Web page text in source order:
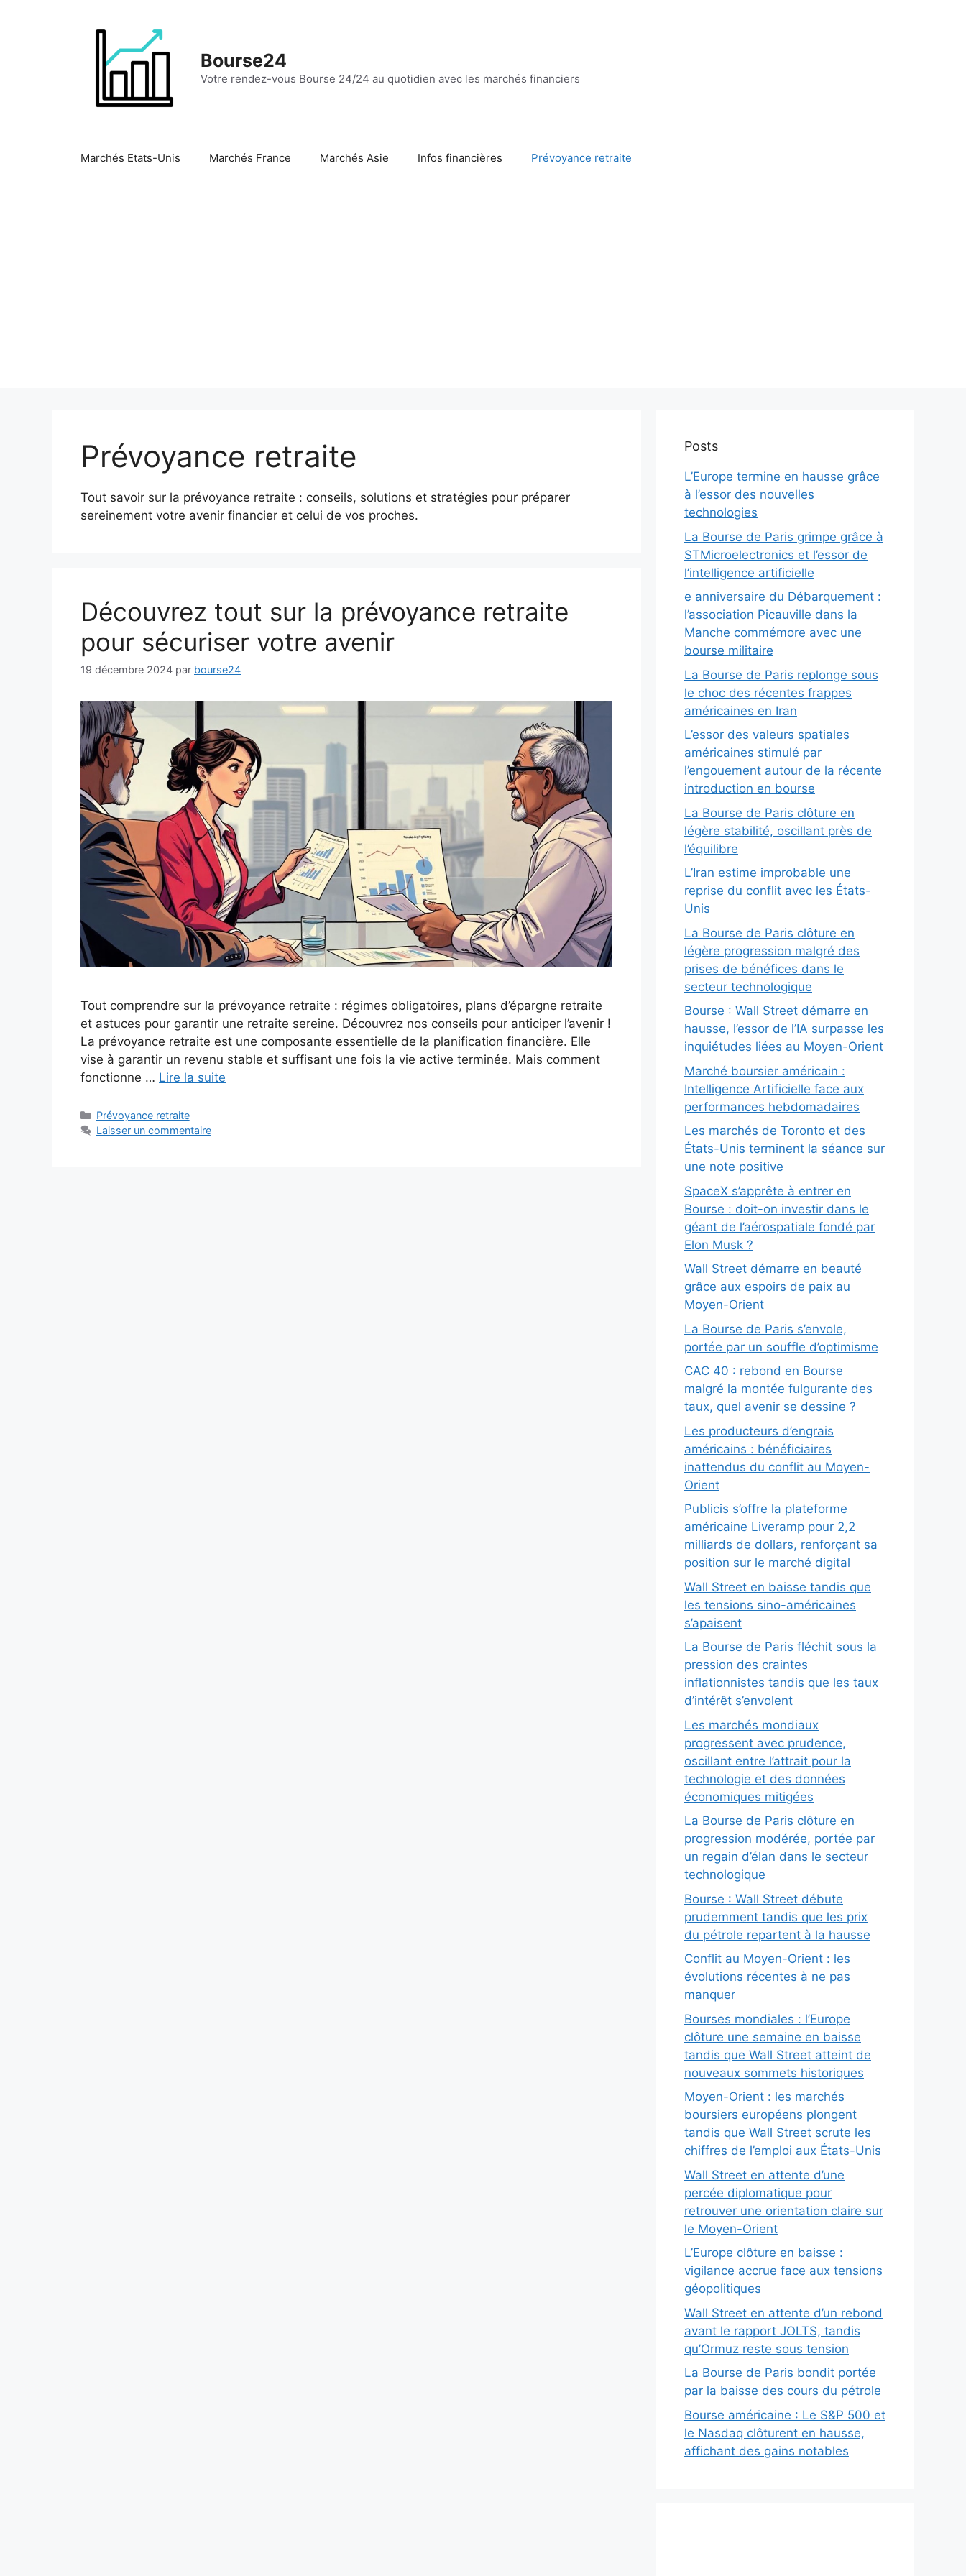
Bourse24
Votre rendez-vous Bourse 24/24 au quotidien avec les marchés financiers
Marchés Etats-Unis Marchés France Marchés Asie Infos financières Prévoyance retraite
Prévoyance retraite
Tout savoir sur la prévoyance retraite : conseils, solutions et stratégies pour préparer
sereinement votre avenir financier et celui de vos proches.
Découvrez tout sur la prévoyance retraite
pour sécuriser votre avenir
19 décembre 2024 par bourse24
Tout comprendre sur la prévoyance retraite : régimes obligatoires, plans d’épargne retraite
et astuces pour garantir une retraite sereine. Découvrez nos conseils pour anticiper l’avenir !
La prévoyance retraite est une composante essentielle de la planification financière. Elle
vise à garantir un revenu stable et suffisant une fois la vie active terminée. Mais comment
fonctionne … Lire la suite
Catégories
Prévoyance retraite
Laisser un commentaire
Posts
L’Europe termine en hausse grâce
à l’essor des nouvelles
technologies
La Bourse de Paris grimpe grâce à
STMicroelectronics et l’essor de
l’intelligence artificielle
e anniversaire du Débarquement :
l’association Picauville dans la
Manche commémore avec une
bourse militaire
La Bourse de Paris replonge sous
le choc des récentes frappes
américaines en Iran
L’essor des valeurs spatiales
américaines stimulé par
l’engouement autour de la récente
introduction en bourse
La Bourse de Paris clôture en
légère stabilité, oscillant près de
l’équilibre
L’Iran estime improbable une
reprise du conflit avec les États-
Unis
La Bourse de Paris clôture en
légère progression malgré des
prises de bénéfices dans le
secteur technologique
Bourse : Wall Street démarre en
hausse, l’essor de l’IA surpasse les
inquiétudes liées au Moyen-Orient
Marché boursier américain :
Intelligence Artificielle face aux
performances hebdomadaires
Les marchés de Toronto et des
États-Unis terminent la séance sur
une note positive
SpaceX s’apprête à entrer en
Bourse : doit-on investir dans le
géant de l’aérospatiale fondé par
Elon Musk ?
Wall Street démarre en beauté
grâce aux espoirs de paix au
Moyen-Orient
La Bourse de Paris s’envole,
portée par un souffle d’optimisme
CAC 40 : rebond en Bourse
malgré la montée fulgurante des
taux, quel avenir se dessine ?
Les producteurs d’engrais
américains : bénéficiaires
inattendus du conflit au Moyen-
Orient
Publicis s’offre la plateforme
américaine Liveramp pour 2,2
milliards de dollars, renforçant sa
position sur le marché digital
Wall Street en baisse tandis que
les tensions sino-américaines
s’apaisent
La Bourse de Paris fléchit sous la
pression des craintes
inflationnistes tandis que les taux
d’intérêt s’envolent
Les marchés mondiaux
progressent avec prudence,
oscillant entre l’attrait pour la
technologie et des données
économiques mitigées
La Bourse de Paris clôture en
progression modérée, portée par
un regain d’élan dans le secteur
technologique
Bourse : Wall Street débute
prudemment tandis que les prix
du pétrole repartent à la hausse
Conflit au Moyen-Orient : les
évolutions récentes à ne pas
manquer
Bourses mondiales : l’Europe
clôture une semaine en baisse
tandis que Wall Street atteint de
nouveaux sommets historiques
Moyen-Orient : les marchés
boursiers européens plongent
tandis que Wall Street scrute les
chiffres de l’emploi aux États-Unis
Wall Street en attente d’une
percée diplomatique pour
retrouver une orientation claire sur
le Moyen-Orient
L’Europe clôture en baisse :
vigilance accrue face aux tensions
géopolitiques
Wall Street en attente d’un rebond
avant le rapport JOLTS, tandis
qu’Ormuz reste sous tension
La Bourse de Paris bondit portée
par la baisse des cours du pétrole
Bourse américaine : Le S&P 500 et
le Nasdaq clôturent en hausse,
affichant des gains notables